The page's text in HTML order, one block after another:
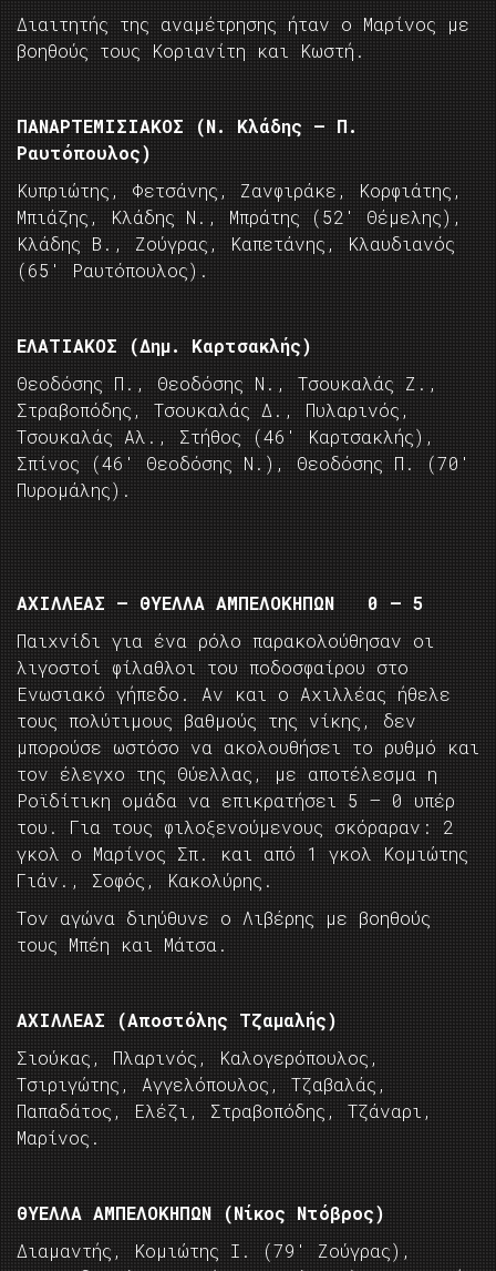
Διαιτητής της αναμέτρησης ήταν ο Μαρίνος με
βοηθούς τους Κοριανίτη και Κωστή.
ΠΑΝΑΡΤΕΜΙΣΙΑΚΟΣ (Ν. Κλάδης – Π.
Ραυτόπουλος)
Κυπριώτης, Φετσάνης, Ζανφιράκε, Κορφιάτης,
Μπιάζης, Κλάδης Ν., Μπράτης (52′ Θέμελης),
Κλάδης Β., Ζούγρας, Καπετάνης, Κλαυδιανός
(65′ Ραυτόπουλος).
ΕΛΑΤΙΑΚΟΣ (Δημ. Καρτσακλής)
Θεοδόσης Π., Θεοδόσης Ν., Τσουκαλάς Ζ.,
Στραβοπόδης, Τσουκαλάς Δ., Πυλαρινός,
Τσουκαλάς Αλ., Στήθος (46′ Καρτσακλής),
Σπίνος (46′ Θεοδόσης Ν.), Θεοδόσης Π. (70′
Πυρομάλης).
ΑΧΙΛΛΕΑΣ – ΘΥΕΛΛΑ ΑΜΠΕΛΟΚΗΠΩΝ 0 – 5
Παιχνίδι για ένα ρόλο παρακολούθησαν οι
λιγοστοί φίλαθλοι του ποδοσφαίρου στο
Ενωσιακό γήπεδο. Αν και ο Αχιλλέας ήθελε
τους πολύτιμους βαθμούς της νίκης, δεν
μπορούσε ωστόσο να ακολουθήσει το ρυθμό και
τον έλεγχο της Θύελλας, με αποτέλεσμα η
Ροϊδίτικη ομάδα να επικρατήσει 5 – 0 υπέρ
του. Για τους φιλοξενούμενους σκόραραν: 2
γκολ ο Μαρίνος Σπ. και από 1 γκολ Κομιώτης
Γιάν., Σοφός, Κακολύρης.
Τον αγώνα διηύθυνε ο Λιβέρης με βοηθούς
τους Μπέη και Μάτσα.
ΑΧΙΛΛΕΑΣ (Αποστόλης Τζαμαλής)
Σιούκας, Πλαρινός, Καλογερόπουλος,
Τσιριγώτης, Αγγελόπουλος, Τζαβαλάς,
Παπαδάτος, Ελέζι, Στραβοπόδης, Τζάναρι,
Μαρίνος.
ΘΥΕΛΛΑ ΑΜΠΕΛΟΚΗΠΩΝ (Νίκος Ντόβρος)
Διαμαντής, Κομιώτης Ι. (79′ Ζούγρας),